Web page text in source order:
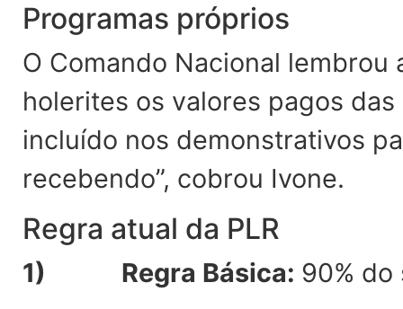
Programas próprios
O Comando Nacional
holerites os valores pagos
incluído nos demonstrativos
recebendo”, cobrou Ivone.
Regra atual da PLR
1) Regra Básica: 90% do